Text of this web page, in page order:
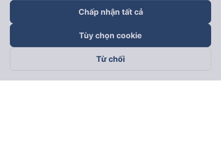
Chấp nhận tất cả
Tùy chọn cookie
Từ chối